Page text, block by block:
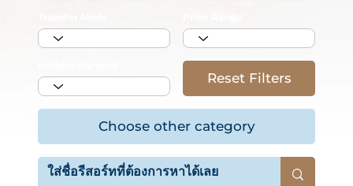
Reset Filters
Choose other category